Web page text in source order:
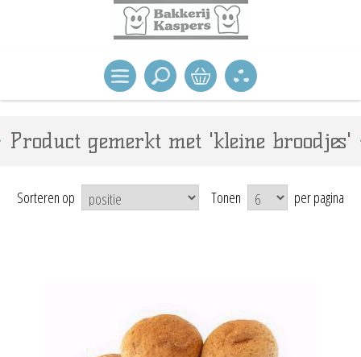
Product gemerkt met 'kleine broodjes'
Sorteren op Tonen per pagina